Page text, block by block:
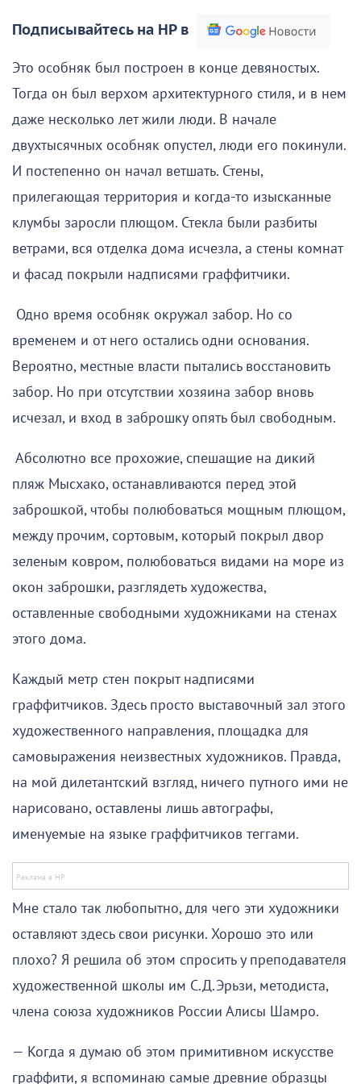
Подписывайтесь на НР в
Это особняк был построен в конце девяностых.
Тогда он был верхом архитектурного стиля, и в нем
даже несколько лет жили люди. В начале
двухтысячных особняк опустел, люди его покинули.
И постепенно он начал ветшать. Стены,
прилегающая территория и когда-то изысканные
клумбы заросли плющом. Стекла были разбиты
ветрами, вся отделка дома исчезла, а стены комнат
и фасад покрыли надписями граффитчики.
Одно время особняк окружал забор. Но со
временем и от него остались одни основания.
Вероятно, местные власти пытались восстановить
забор. Но при отсутствии хозяина забор вновь
исчезал, и вход в заброшку опять был свободным.
Абсолютно все прохожие, спешащие на дикий
пляж Мысхако, останавливаются перед этой
заброшкой, чтобы полюбоваться мощным плющом,
между прочим, сортовым, который покрыл двор
зеленым ковром, полюбоваться видами на море из
окон заброшки, разглядеть художества,
оставленные свободными художниками на стенах
этого дома.
Каждый метр стен покрыт надписями
граффитчиков. Здесь просто выставочный зал этого
художественного направления, площадка для
самовыражения неизвестных художников. Правда,
на мой дилетантский взгляд, ничего путного ими не
нарисовано, оставлены лишь автографы,
именуемые на языке граффитчиков теггами.
Мне стало так любопытно, для чего эти художники
оставляют здесь свои рисунки. Хорошо это или
плохо? Я решила об этом спросить у преподавателя
художественной школы им С.Д.Эрьзи, методиста,
члена союза художников России Алисы Шамро.
— Когда я думаю об этом примитивном искусстве
граффити, я вспоминаю самые древние образцы